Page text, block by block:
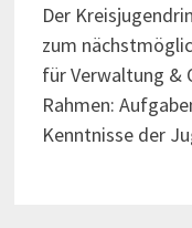
Der
zum
für Verwaltung &
Rahmen:
Kenntnisse der